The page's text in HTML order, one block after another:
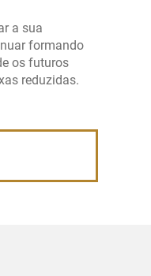
a sua
formando
os futuros
reduzidas.